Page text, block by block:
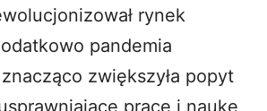
rynek
pandemia
zwiększyła popyt
pracę i naukę